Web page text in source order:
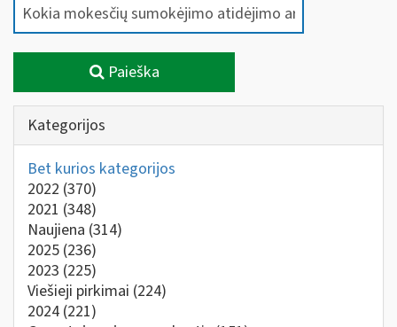
Paieška
Kategorijos
Bet kurios kategorijos
2022 (370)
2021 (348)
Naujiena (314)
2025 (236)
2023 (225)
Viešieji pirkimai (224)
2024 (221)